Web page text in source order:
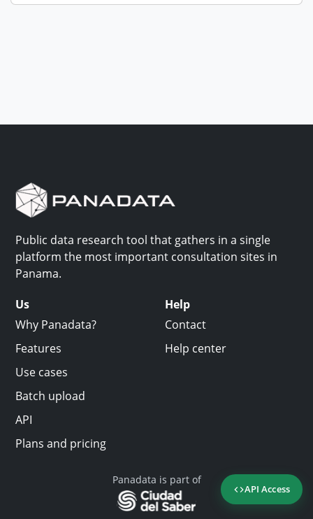
API Access
Public data research tool that gathers in a single
platform the most important consultation sites in
Panama.
Us
Why Panadata?
Features
Use cases
Batch upload
API
Plans and pricing
Help
Contact
Help center
Panadata is part of